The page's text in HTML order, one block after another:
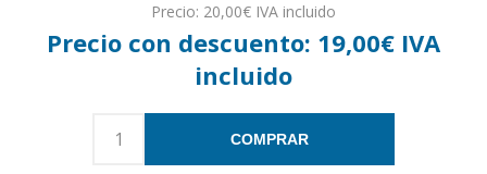
Precio: 20,00€ IVA incluido
Precio con descuento: 19,00€ IVA
incluido
COMPRAR